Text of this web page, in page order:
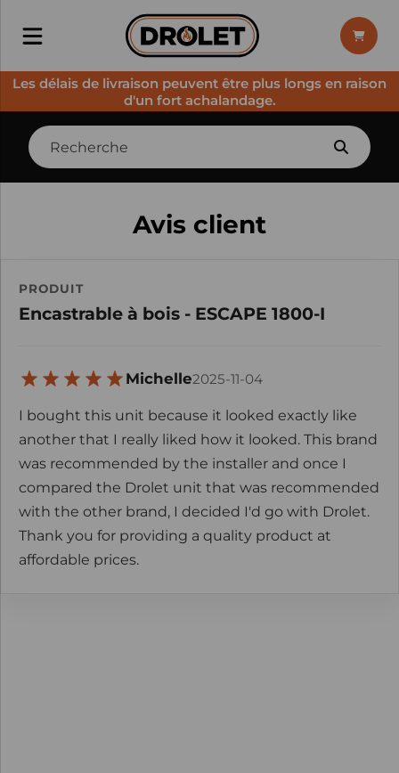
Les délais de livraison peuvent être plus longs en raison
d'un fort achalandage.
Avis client
PRODUIT
Encastrable à bois - ESCAPE 1800-I
Michelle2025-11-04
I bought this unit because it looked exactly like
another that I really liked how it looked. This brand
was recommended by the installer and once I
compared the Drolet unit that was recommended
with the other brand, I decided I'd go with Drolet.
Thank you for providing a quality product at
affordable prices.